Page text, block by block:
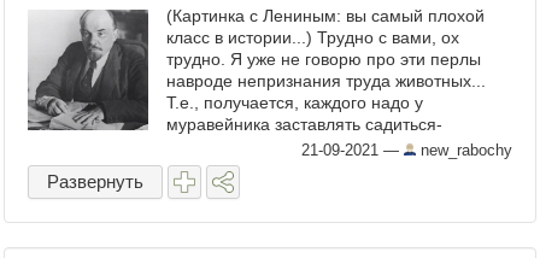
(Картинка с Лениным: вы самый плохой
класс в истории...) Трудно с вами, ох
трудно. Я уже не говорю про эти перлы
навроде непризнания труда животных...
Т.е., получается, каждого надо у
муравейника заставлять садиться-
наблюдать, а потом спрашивать: "Ну вот
чем они там занимаются!? Чем? ...
21-09-2021 — new_rabochy
Развернуть